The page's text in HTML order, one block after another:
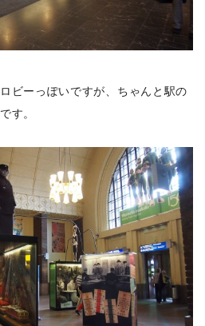
ビーっぽいですが、ちゃんと駅の
す。